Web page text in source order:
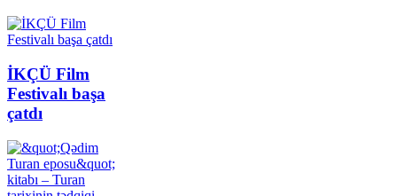
İKÇÜ Film
Festivalı başa
çatdı